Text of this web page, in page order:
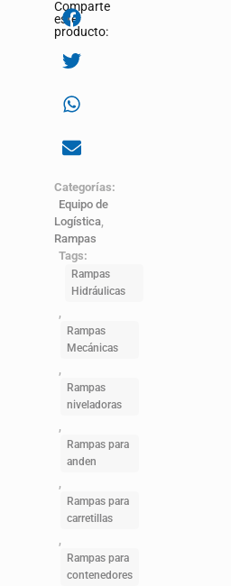
Comparte
este
producto:
Categorías:
Equipo de
Logística,
Rampas
Tags:
Rampas
Hidráulicas
,
Rampas
Mecánicas
,
Rampas
niveladoras
,
Rampas para
anden
,
Rampas para
carretillas
,
Rampas para
contenedores